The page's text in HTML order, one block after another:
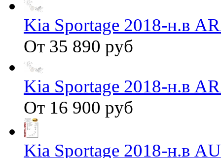
Kia Sportage 2018-н.в
От 35 890 руб
Kia Sportage 2018-н.в
От 16 900 руб
Kia Sportage 2018-н.в